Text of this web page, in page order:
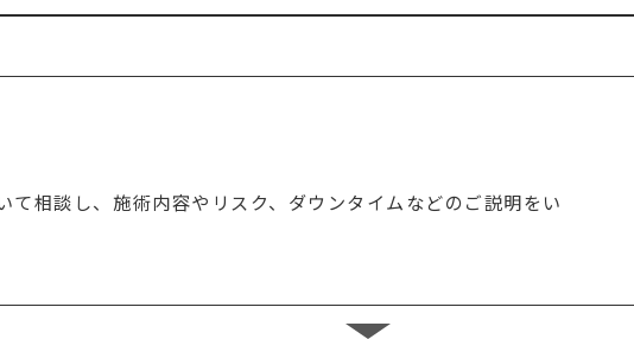
て相談し、施術内容やリスク、ダウンタイムなどのご説明をい